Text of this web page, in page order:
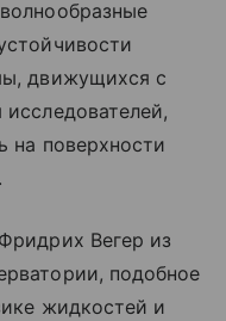
движущихся с
на поверхности
Вегер из
подобное
жидкостей и